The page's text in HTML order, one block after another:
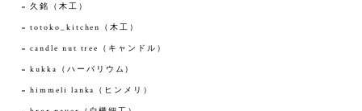
久銘（木工）
totoko_kitchen（木工）
candle nut tree（キャンドル）
kukka（ハーバリウム）
himmeli lanka（ヒンメリ）